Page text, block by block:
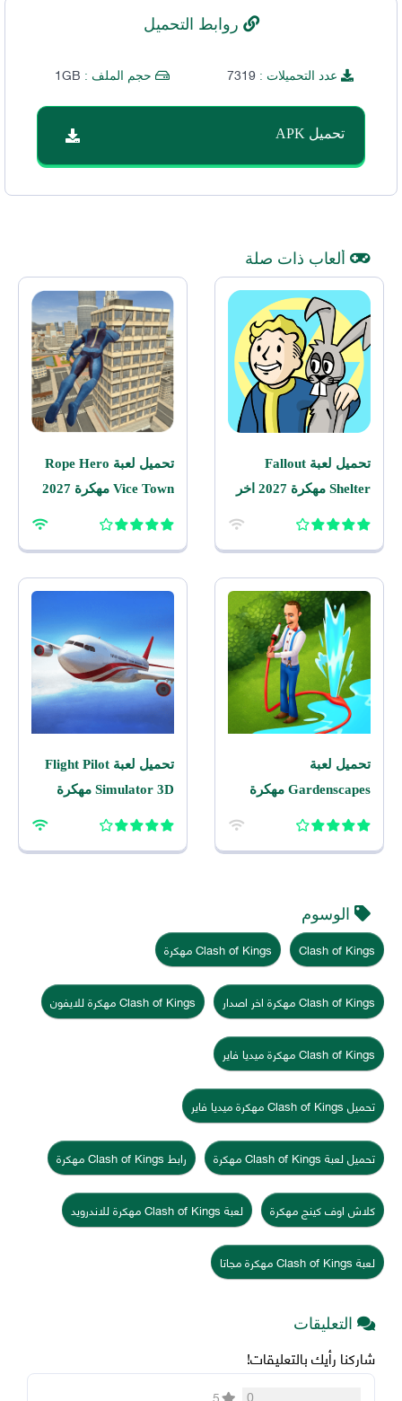
روابط التحميل
عدد التحميلات : 7319 حجم الملف : 1GB
تحميل APK
ألعاب ذات صلة
تحميل لعبة Fallout
Shelter مهكرة 2027 اخر
تحميل لعبة Rope Hero
Vice Town مهكرة 2027
تحميل لعبة
Gardenscapes مهكرة
تحميل لعبة Flight Pilot
Simulator 3D مهكرة
الوسوم
Clash of Kings Clash of Kings مهكرة
Clash of Kings مهكرة اخر اصدار Clash of Kings مهكرة للايفون
Clash of Kings مهكرة ميديا فاير
تحميل Clash of Kings مهكرة ميديا فاير
تحميل لعبة Clash of Kings مهكرة رابط Clash of Kings مهكرة
كلاش اوف كينج مهكرة لعبة Clash of Kings مهكرة للاندرويد
لعبة Clash of Kings مهكرة مجاتا
التعليقات
شاركنا رأيك بالتعليقات!